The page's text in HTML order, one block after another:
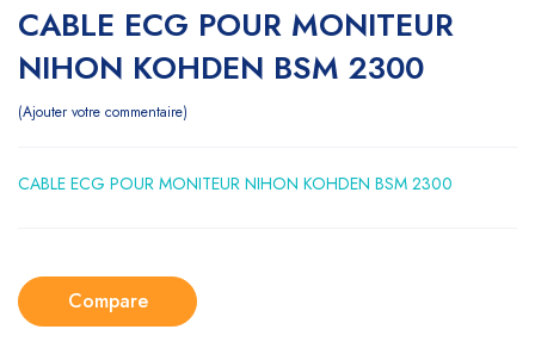
CABLE ECG POUR MONITEUR
NIHON KOHDEN BSM 2300
Ajouter votre commentaire
CABLE ECG POUR MONITEUR NIHON KOHDEN BSM 2300
Compare